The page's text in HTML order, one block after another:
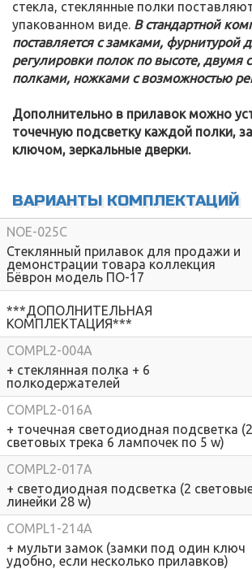
стекла, стеклянные полки
упакованном виде. В стандартной
поставляется с замками, фурнитурой
регулировки полок по высоте, двумя
полками, ножками с возможностью
Дополнительно в прилавок можно
точечную подсветку каждой полки,
ключом, зеркальные дверки.
ВАРИАНТЫ КОМПЛЕКТАЦИЙ
NOE-025C
Стеклянный прилавок для продажи и
демонстрации товара коллекция
Бёврон модель ПО-17
***ДОПОЛНИТЕЛЬНАЯ
КОМПЛЕКТАЦИЯ***
COMPL2-004A
+ стеклянная полка + 6
полкодержателей
COMPL2-016A
+ точечная светодиодная подсветка (2
световых трека 6 лампочек по 5 w)
COMPL2-017A
+ светодиодная подсветка (2
линейки 28 w)
COMPL1-214A
+ мульти замок (замки под один ключ
удобно, если несколько прилавков)